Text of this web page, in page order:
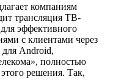
компаниям
трансляция ТВ-
эффективного
с клиентами через
Android,
полностью
решения. Так,